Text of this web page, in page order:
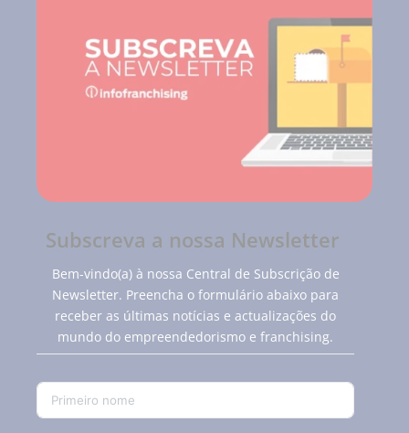
Subscreva a nossa Newsletter
Bem-vindo(a) à nossa Central de Subscrição de
Newsletter. Preencha o formulário abaixo para
receber as últimas notícias e actualizações do
mundo do empreendedorismo e franchising.